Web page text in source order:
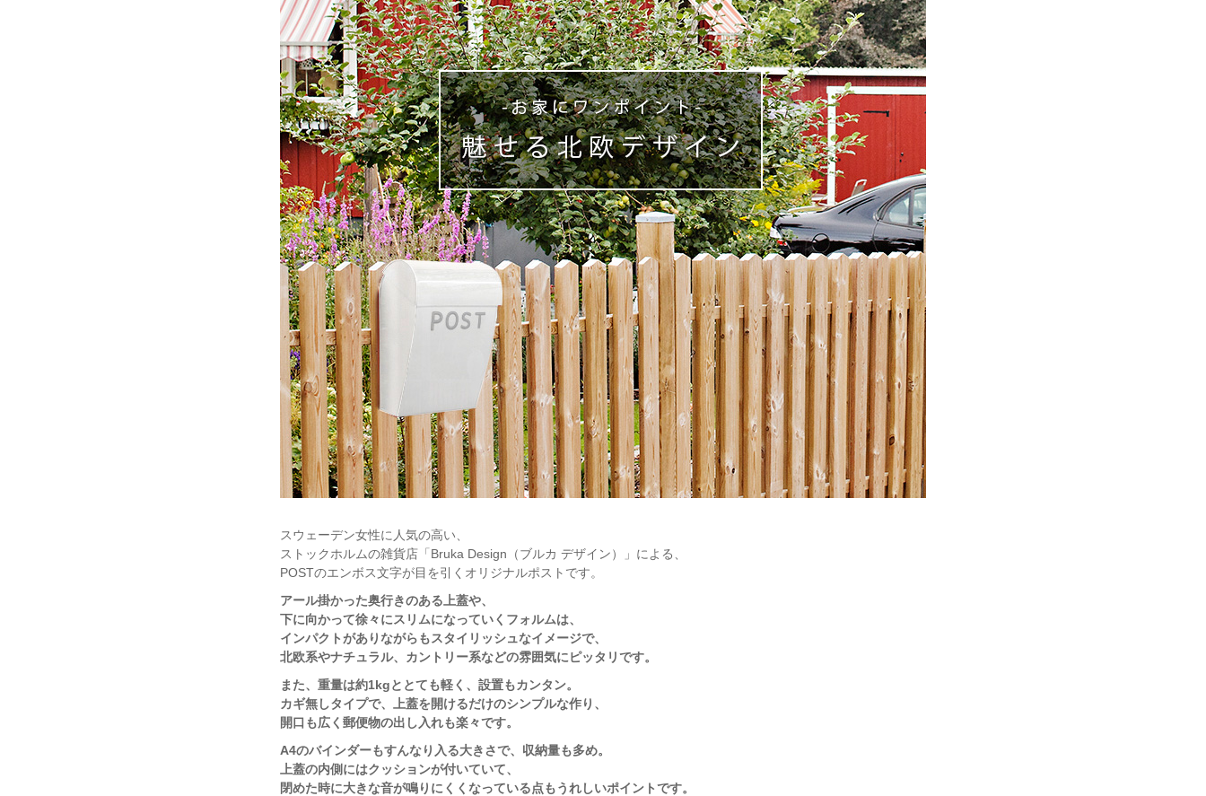
スウェーデン女性に人気の高い、
ストックホルムの雑貨店「Bruka Design（ブルカ デザイン）」による、
POSTのエンボス文字が目を引くオリジナルポストです。
アール掛かった奥行きのある上蓋や、
下に向かって徐々にスリムになっていくフォルムは、
インパクトがありながらもスタイリッシュなイメージで、
北欧系やナチュラル、カントリー系などの雰囲気にピッタリです。
また、重量は約1kgととても軽く、設置もカンタン。
カギ無しタイプで、上蓋を開けるだけのシンプルな作り、
開口も広く郵便物の出し入れも楽々です。
A4のバインダーもすんなり入る大きさで、収納量も多め。
上蓋の内側にはクッションが付いていて、
閉めた時に大きな音が鳴りにくくなっている点もうれしいポイントです。